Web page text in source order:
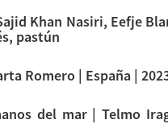
Khan Nasiri, Eefje
pastún
Romero | España |
del mar | Telmo